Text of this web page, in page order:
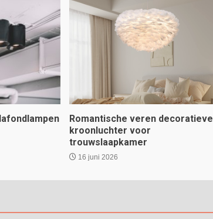
Romantische veren decoratieve
kroonluchter voor
trouwslaapkamer
16 juni 2026